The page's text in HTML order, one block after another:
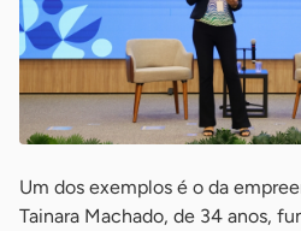
Um dos exemplos é o da
Tainara Machado, de 34 anos,